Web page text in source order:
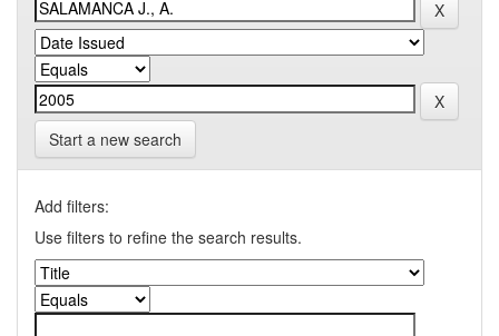
Start a new search
Add filters:
Use filters to refine the search results.